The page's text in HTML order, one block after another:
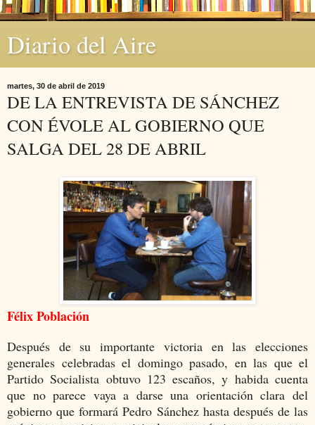
Diario del Aire
martes, 30 de abril de 2019
DE LA ENTREVISTA DE SÁNCHEZ
CON ÉVOLE AL GOBIERNO QUE
SALGA DEL 28 DE ABRIL
Félix Población
Después de su importante victoria en las elecciones
generales celebradas el domingo pasado, en las que el
Partido Socialista obtuvo 123 escaños, y habida cuenta
que no parece vaya a darse una orientación clara del
gobierno que formará Pedro Sánchez hasta después de las